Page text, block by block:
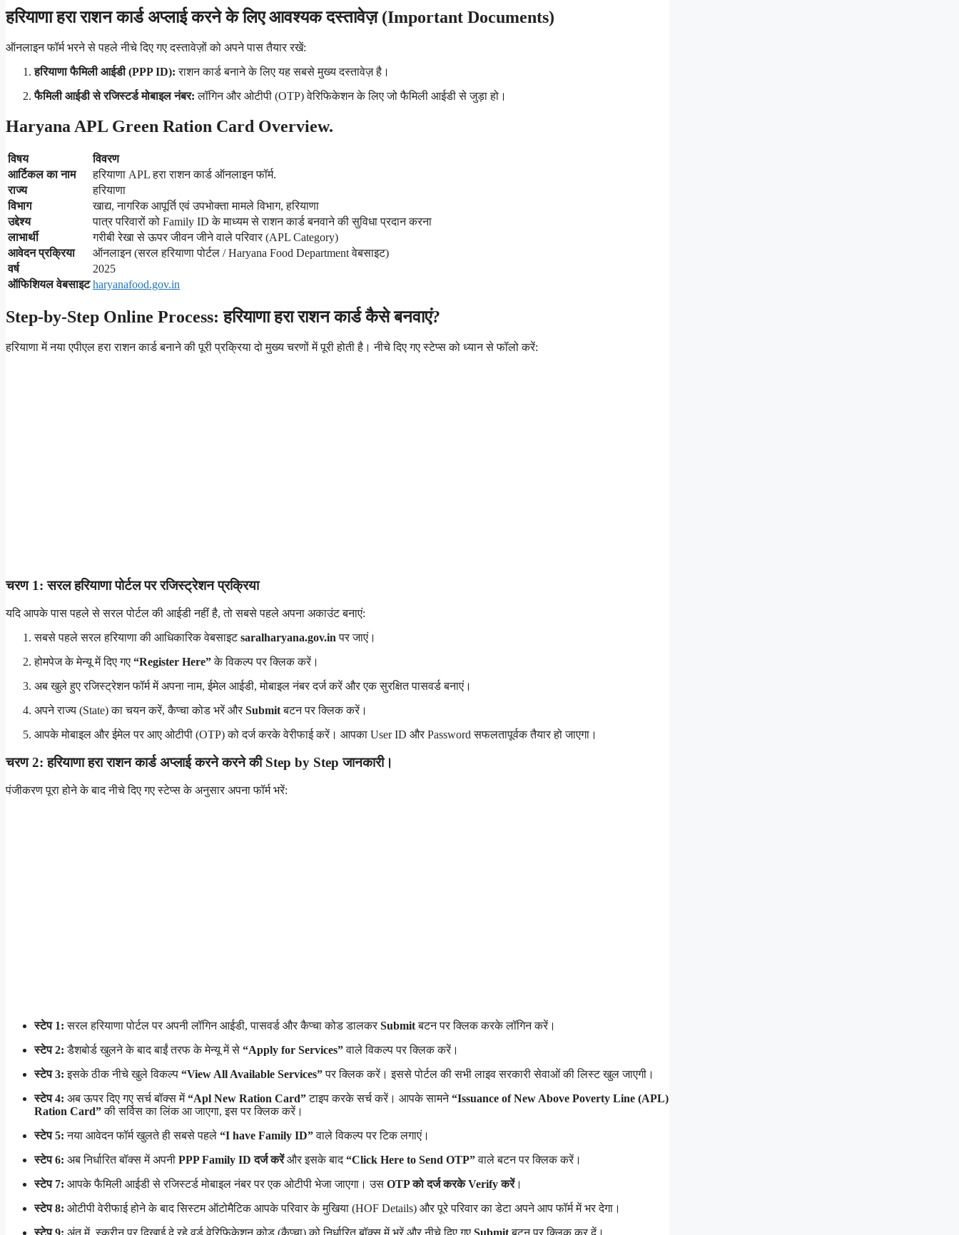
हरियाणा हरा राशन कार्ड अप्लाई करने के लिए आवश्यक दस्तावेज़ (Important Documents)
ऑनलाइन फॉर्म भरने से पहले नीचे दिए गए दस्तावेज़ों को अपने पास तैयार रखें:
हरियाणा फैमिली आईडी (PPP ID): राशन कार्ड बनाने के लिए यह सबसे मुख्य दस्तावेज़ है।
फैमिली आईडी से रजिस्टर्ड मोबाइल नंबर: लॉगिन और ओटीपी (OTP) वेरिफिकेशन के लिए जो फैमिली आईडी से जुड़ा हो।
Haryana APL Green Ration Card Overview.
विषय
विवरण
आर्टिकल का नाम
हरियाणा APL हरा राशन कार्ड ऑनलाइन फॉर्म.
राज्य
हरियाणा
विभाग
खाद्य, नागरिक आपूर्ति एवं उपभोक्ता मामले विभाग, हरियाणा
उद्देश्य
पात्र परिवारों को Family ID के माध्यम से राशन कार्ड बनवाने की सुविधा प्रदान करना
लाभार्थी
गरीबी रेखा से ऊपर जीवन जीने वाले परिवार (APL Category)
आवेदन प्रक्रिया
ऑनलाइन (सरल हरियाणा पोर्टल / Haryana Food Department वेबसाइट)
वर्ष
2025
ऑफिशियल वेबसाइट haryanafood.gov.in
Step-by-Step Online Process: हरियाणा हरा राशन कार्ड कैसे बनवाएं?
हरियाणा में नया एपीएल हरा राशन कार्ड बनाने की पूरी प्रक्रिया दो मुख्य चरणों में पूरी होती है। नीचे दिए गए स्टेप्स को ध्यान से फॉलो करें:
चरण 1: सरल हरियाणा पोर्टल पर रजिस्ट्रेशन प्रक्रिया
यदि आपके पास पहले से सरल पोर्टल की आईडी नहीं है, तो सबसे पहले अपना अकाउंट बनाएं:
सबसे पहले सरल हरियाणा की आधिकारिक वेबसाइटsaralharyana.gov.in पर जाएं।
होमपेज के मेन्यू में दिए गए “Register Here”के विकल्प पर क्लिक करें।
अब खुले हुए रजिस्ट्रेशन फॉर्म में अपना नाम, ईमेल आईडी, मोबाइल नंबर दर्ज करें और एक सुरक्षित पासवर्ड बनाएं।
अपने राज्य (State) का चयन करें, कैप्चा कोड भरें और Submitबटन पर क्लिक करें।
आपके मोबाइल और ईमेल पर आए ओटीपी (OTP) को दर्ज करके वेरीफाई करें। आपका User ID और Password सफलतापूर्वक तैयार हो जाएगा।
चरण 2: हरियाणा हरा राशन कार्ड अप्लाई करने करने की Step by Step जानकारी।
पंजीकरण पूरा होने के बाद नीचे दिए गए स्टेप्स के अनुसार अपना फॉर्म भरें:
स्टेप 1: सरल हरियाणा पोर्टल पर अपनी लॉगिन आईडी, पासवर्ड और कैप्चा कोड डालकर Submitबटन पर क्लिक करके लॉगिन करें।
स्टेप 2: डैशबोर्ड खुलने के बाद बाईं तरफ के मेन्यू में से “Apply for Services”वाले विकल्प पर क्लिक करें।
स्टेप 3: इसके ठीक नीचे खुले विकल्प “View All Available Services”पर क्लिक करें। इससे पोर्टल की सभी लाइव सरकारी सेवाओं की लिस्ट खुल जाएगी।
स्टेप 4: अब ऊपर दिए गए सर्च बॉक्स में“Apl New Ration Card”टाइप करके सर्च करें। आपके सामने“Issuance of New Above Poverty Line (APL)
Ration Card”की सर्विस का लिंक आ जाएगा, इस पर क्लिक करें।
स्टेप 5: नया आवेदन फॉर्म खुलते ही सबसे पहले “I have Family ID”वाले विकल्प पर टिक लगाएं।
स्टेप 6: अब निर्धारित बॉक्स में अपनी PPP Family ID दर्ज करेंऔर इसके बाद“Click Here to Send OTP”वाले बटन पर क्लिक करें।
स्टेप 7: आपके फैमिली आईडी से रजिस्टर्ड मोबाइल नंबर पर एक ओटीपी भेजा जाएगा। उस OTP को दर्ज करके Verify करें।
स्टेप 8: ओटीपी वेरीफाई होने के बाद सिस्टम ऑटोमैटिक आपके परिवार के मुखिया (HOF Details) और पूरे परिवार का डेटा अपने आप फॉर्म में भर देगा।
स्टेप 9: अंत में, स्क्रीन पर दिखाई दे रहे वर्ड वेरिफिकेशन कोड (कैप्चा) को निर्धारित बॉक्स में भरें और नीचे दिए गए Submitबटन पर क्लिक कर दें।